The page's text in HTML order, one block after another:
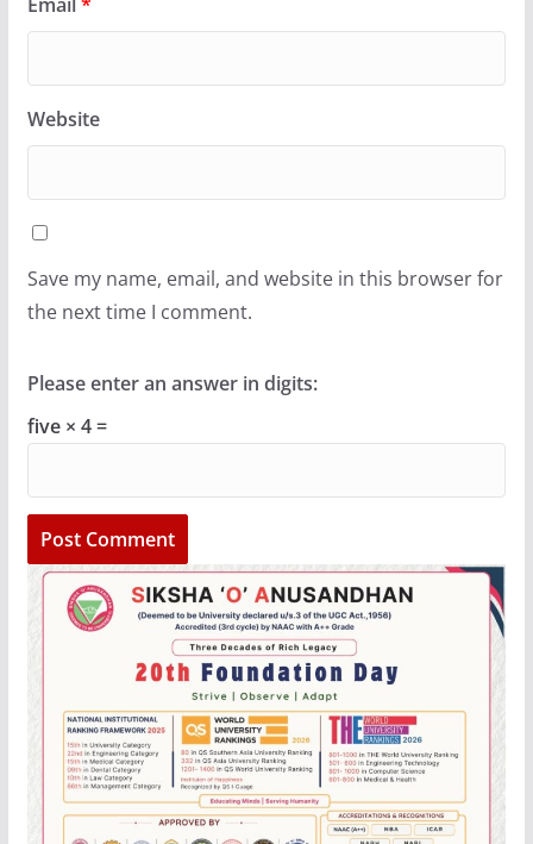
Website
Save my name, email, and website in this browser for
the next time I comment.
Please enter an answer in digits:
five × 4 =